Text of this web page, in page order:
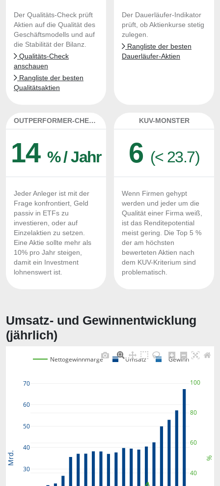
Der Qualitäts-Check prüft
Aktien auf die Qualität des
Geschäftsmodells und auf
die Stabilität der Bilanz.
Qualitäts-Check
anschauen
Rangliste der besten
Qualitätsaktien
Der Dauerläufer-Indikator
prüft, ob Aktienkurse stetig
zulegen.
Rangliste der besten
Dauerläufer-Aktien
OUTPERFORMER-CHECK
14 % / Jahr
Jeder Anleger ist mit der
Frage konfrontiert, Geld
passiv in ETFs zu
investieren, oder auf
Einzelaktien zu setzen.
Eine Aktie sollte mehr als
10% pro Jahr steigen,
damit ein Investment
lohnenswert ist.
KUV-MONSTER
6 (< 23.7)
Wenn Firmen gehypt
werden und jeder um die
Qualität einer Firma weiß,
ist das Renditepotential
meist gering. Die Top 5 %
der am höchsten
bewerteten Aktien nach
dem KUV-Kriterium sind
problematisch.
Umsatz- und Gewinnentwicklung
(jährlich)
30
40
50
60
70
40
60
80
100
Nettogewinnmarge Umsatz Gewinn
Mrd. %